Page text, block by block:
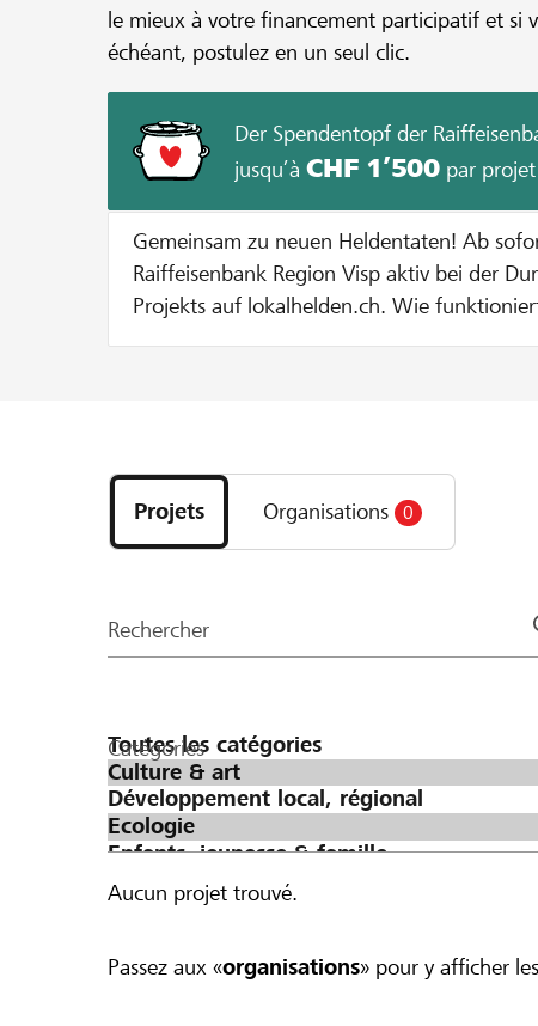
le mieux à votre financement participatif et si
échéant, postulez en un seul clic.
Der Spendentopf der
jusqu’à CHF 1’500par projet
Gemeinsam zu neuen Heldentaten! Ab sofort unterstützt dich die
Raiffeisenbank Region Visp aktiv bei der
Projekts auf lokalhelden.ch. Wie funktioniert's? Bei jeder Spende zu
verdoppeln wir den Betrag auf CHF 200. Bei einer Spende von CHF
400 werden pauschal CHF 100
les
projets
et
la
Projets Organisations 0
Rechercher
Catégories
Aucun projet trouvé.
Passez aux «organisations» pour y afficher